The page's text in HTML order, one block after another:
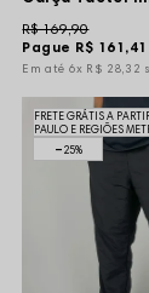
Pague R$ 161,41
R$ 169,90
6x R$ 28,32
25%
FRETE GRÁTIS A
PAULO E REGIÕES